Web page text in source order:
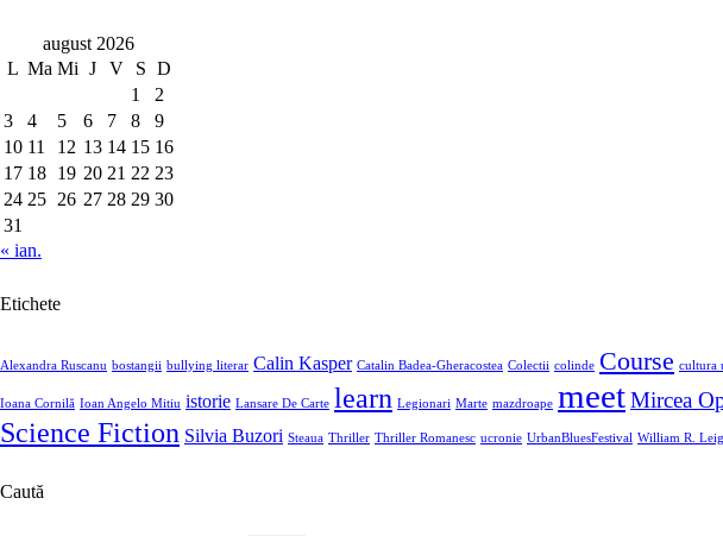
august 2026
L Ma Mi J V S D
1
2
3
4 5 6 7 8
9
10 11 12 13 14 15 16
17 18 19 20 21 22 23
24 25 26 27 28 29 30
31
« ian.
Etichete
Alexandra Ruscanu bostangii bullying literar Calin Kasper Catalin Badea-Gheracostea Colectii colinde Course cultura
Ioana Cornilă Ioan Angelo Mitiu istorie Lansare De Carte learn Legionari Marte mazdroape meetMircea
Science Fiction Silvia Buzori Steaua Thriller Thriller Romanesc ucronie UrbanBluesFestival William R.
Caută